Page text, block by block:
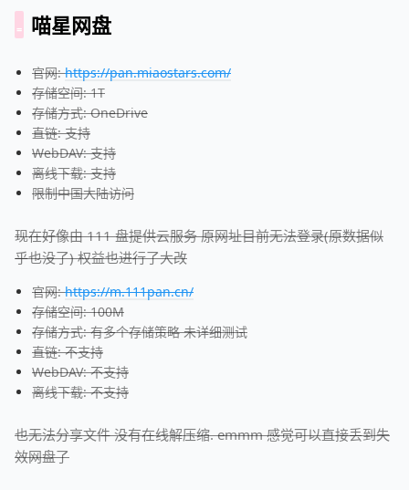
喵星网盘
官网:https://pan.miaostars.com/
存储空间: 1T
存储方式: OneDrive
直链: 支持
WebDAV: 支持
离线下载: 支持
限制中国大陆访问
现在好像由 111 盘提供云服务 原网址目前无法登录(原数据似
乎也没了) 权益也进行了大改
官网:https://m.111pan.cn/
存储空间: 100M
存储方式: 有多个存储策略 未详细测试
直链: 不支持
WebDAV: 不支持
离线下载: 不支持
也无法分享文件 没有在线解压缩. emmm 感觉可以直接丢到失
效网盘了